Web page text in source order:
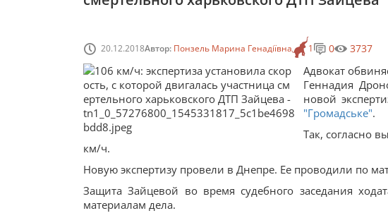
20.12.2018Автор: Понзель Марина Генадіївна 1 0 3737
Адвокат
Геннадия
новой
"Громадське".
Так, согласно
км/ч.
Новую экспертизу провели в Днепре. Ее проводили по
Защита Зайцевой во время судебного заседания
материалам дела.